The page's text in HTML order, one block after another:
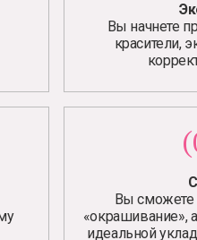
Вы начнете
красители,
Вы сможете
«окрашивание»,
идеальной